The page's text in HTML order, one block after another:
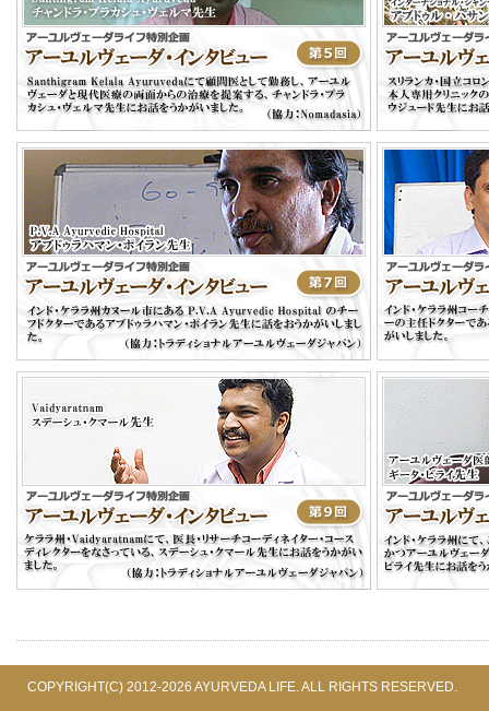
COPYRIGHT(C) 2012-2026 AYURVEDA LIFE. ALL RIGHTS RESERVED.